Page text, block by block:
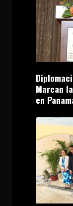
Marcan
en